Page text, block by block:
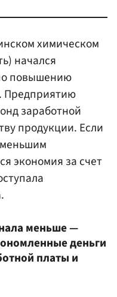
химическом
начался
повышению
Предприятию
заработной
продукции. Если
экономия за счет
меньше —
деньги
платы и